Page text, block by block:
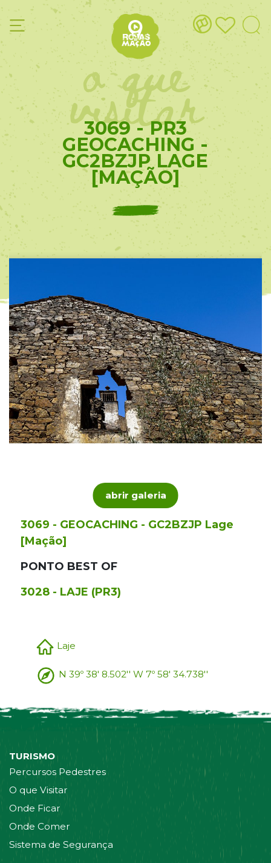
o que
visitar
3069 - PR3
GEOCACHING -
GC2BZJP LAGE
[MAÇÃO]
abrir galeria
3069 - GEOCACHING - GC2BZJP Lage
[Mação]
PONTO BEST OF
3028 - LAJE (PR3)
Laje
N 39º 38' 8.502'' W 7º 58' 34.738''
TURISMO
Percursos Pedestres
O que Visitar
Onde Ficar
Onde Comer
Sistema de Segurança